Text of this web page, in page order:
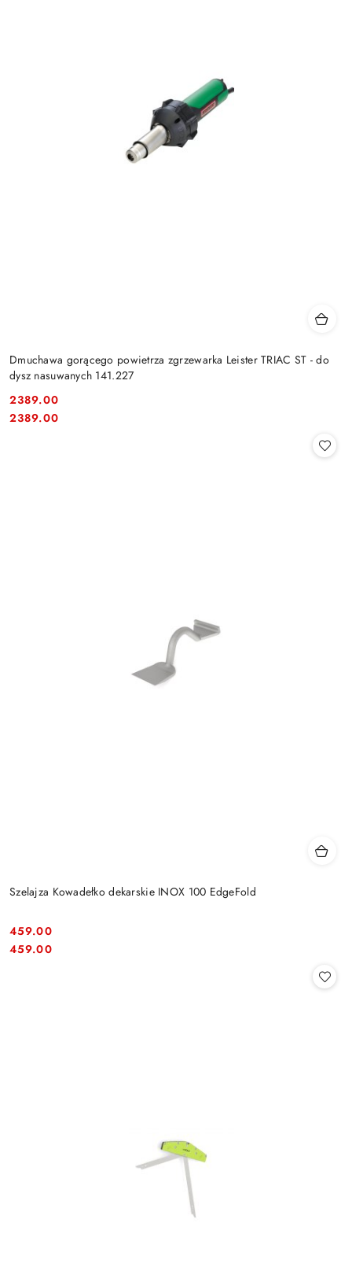
Dmuchawa gorącego powietrza zgrzewarka Leister TRIAC ST - do
dysz nasuwanych 141.227
Cena:
2389.00
Cena:
2389.00
Szelajza Kowadełko dekarskie INOX 100 EdgeFold
Cena:
459.00
Cena:
459.00